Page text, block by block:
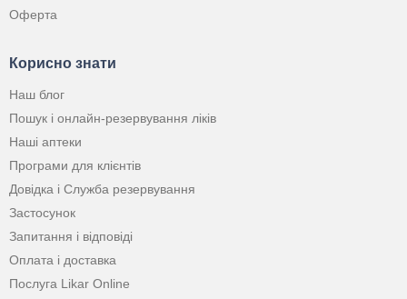
Оферта
Корисно знати
Наш блог
Пошук і онлайн-резервування ліків
Наші аптеки
Програми для клієнтів
Довідка і Служба резервування
Застосунок
Запитання і відповіді
Оплата і доставка
Послуга Likar Online